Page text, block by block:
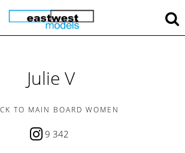
Julie V
TO MAIN BOARD WOMEN
9 342